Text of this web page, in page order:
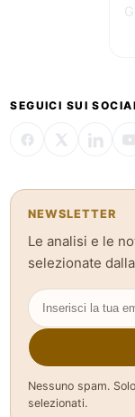
SEGUICI SUI
NEWSLETTER
Le analisi e le
selezionate
Nessuno spam.
selezionati.